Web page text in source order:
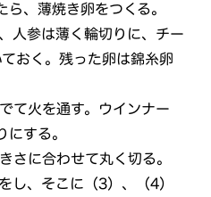
、薄焼き卵をつくる。
人参は薄く輪切りに、チー
おく。残った卵は錦糸卵
て火を通す。ウインナー
にする。
さに合わせて丸く切る。
し、そこに（3）、（4）